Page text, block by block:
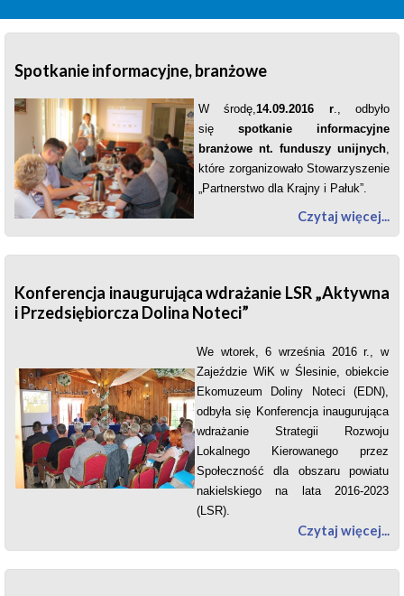
Spotkanie informacyjne, branżowe
W środę,14.09.2016 r., odbyło
się spotkanie informacyjne
branżowe nt. funduszy unijnych,
które zorganizowało Stowarzyszenie
„Partnerstwo dla Krajny i Pałuk”.
Czytaj więcej...
Konferencja inaugurująca wdrażanie LSR „Aktywna
i Przedsiębiorcza Dolina Noteci”
We wtorek, 6 września 2016 r., w
Zajeździe WiK w Ślesinie, obiekcie
Ekomuzeum Doliny Noteci (EDN),
odbyła się Konferencja inaugurująca
wdrażanie Strategii Rozwoju
Lokalnego Kierowanego przez
Społecznośćdla obszaru powiatu
nakielskiego na lata 2016-2023
(LSR).
Czytaj więcej...